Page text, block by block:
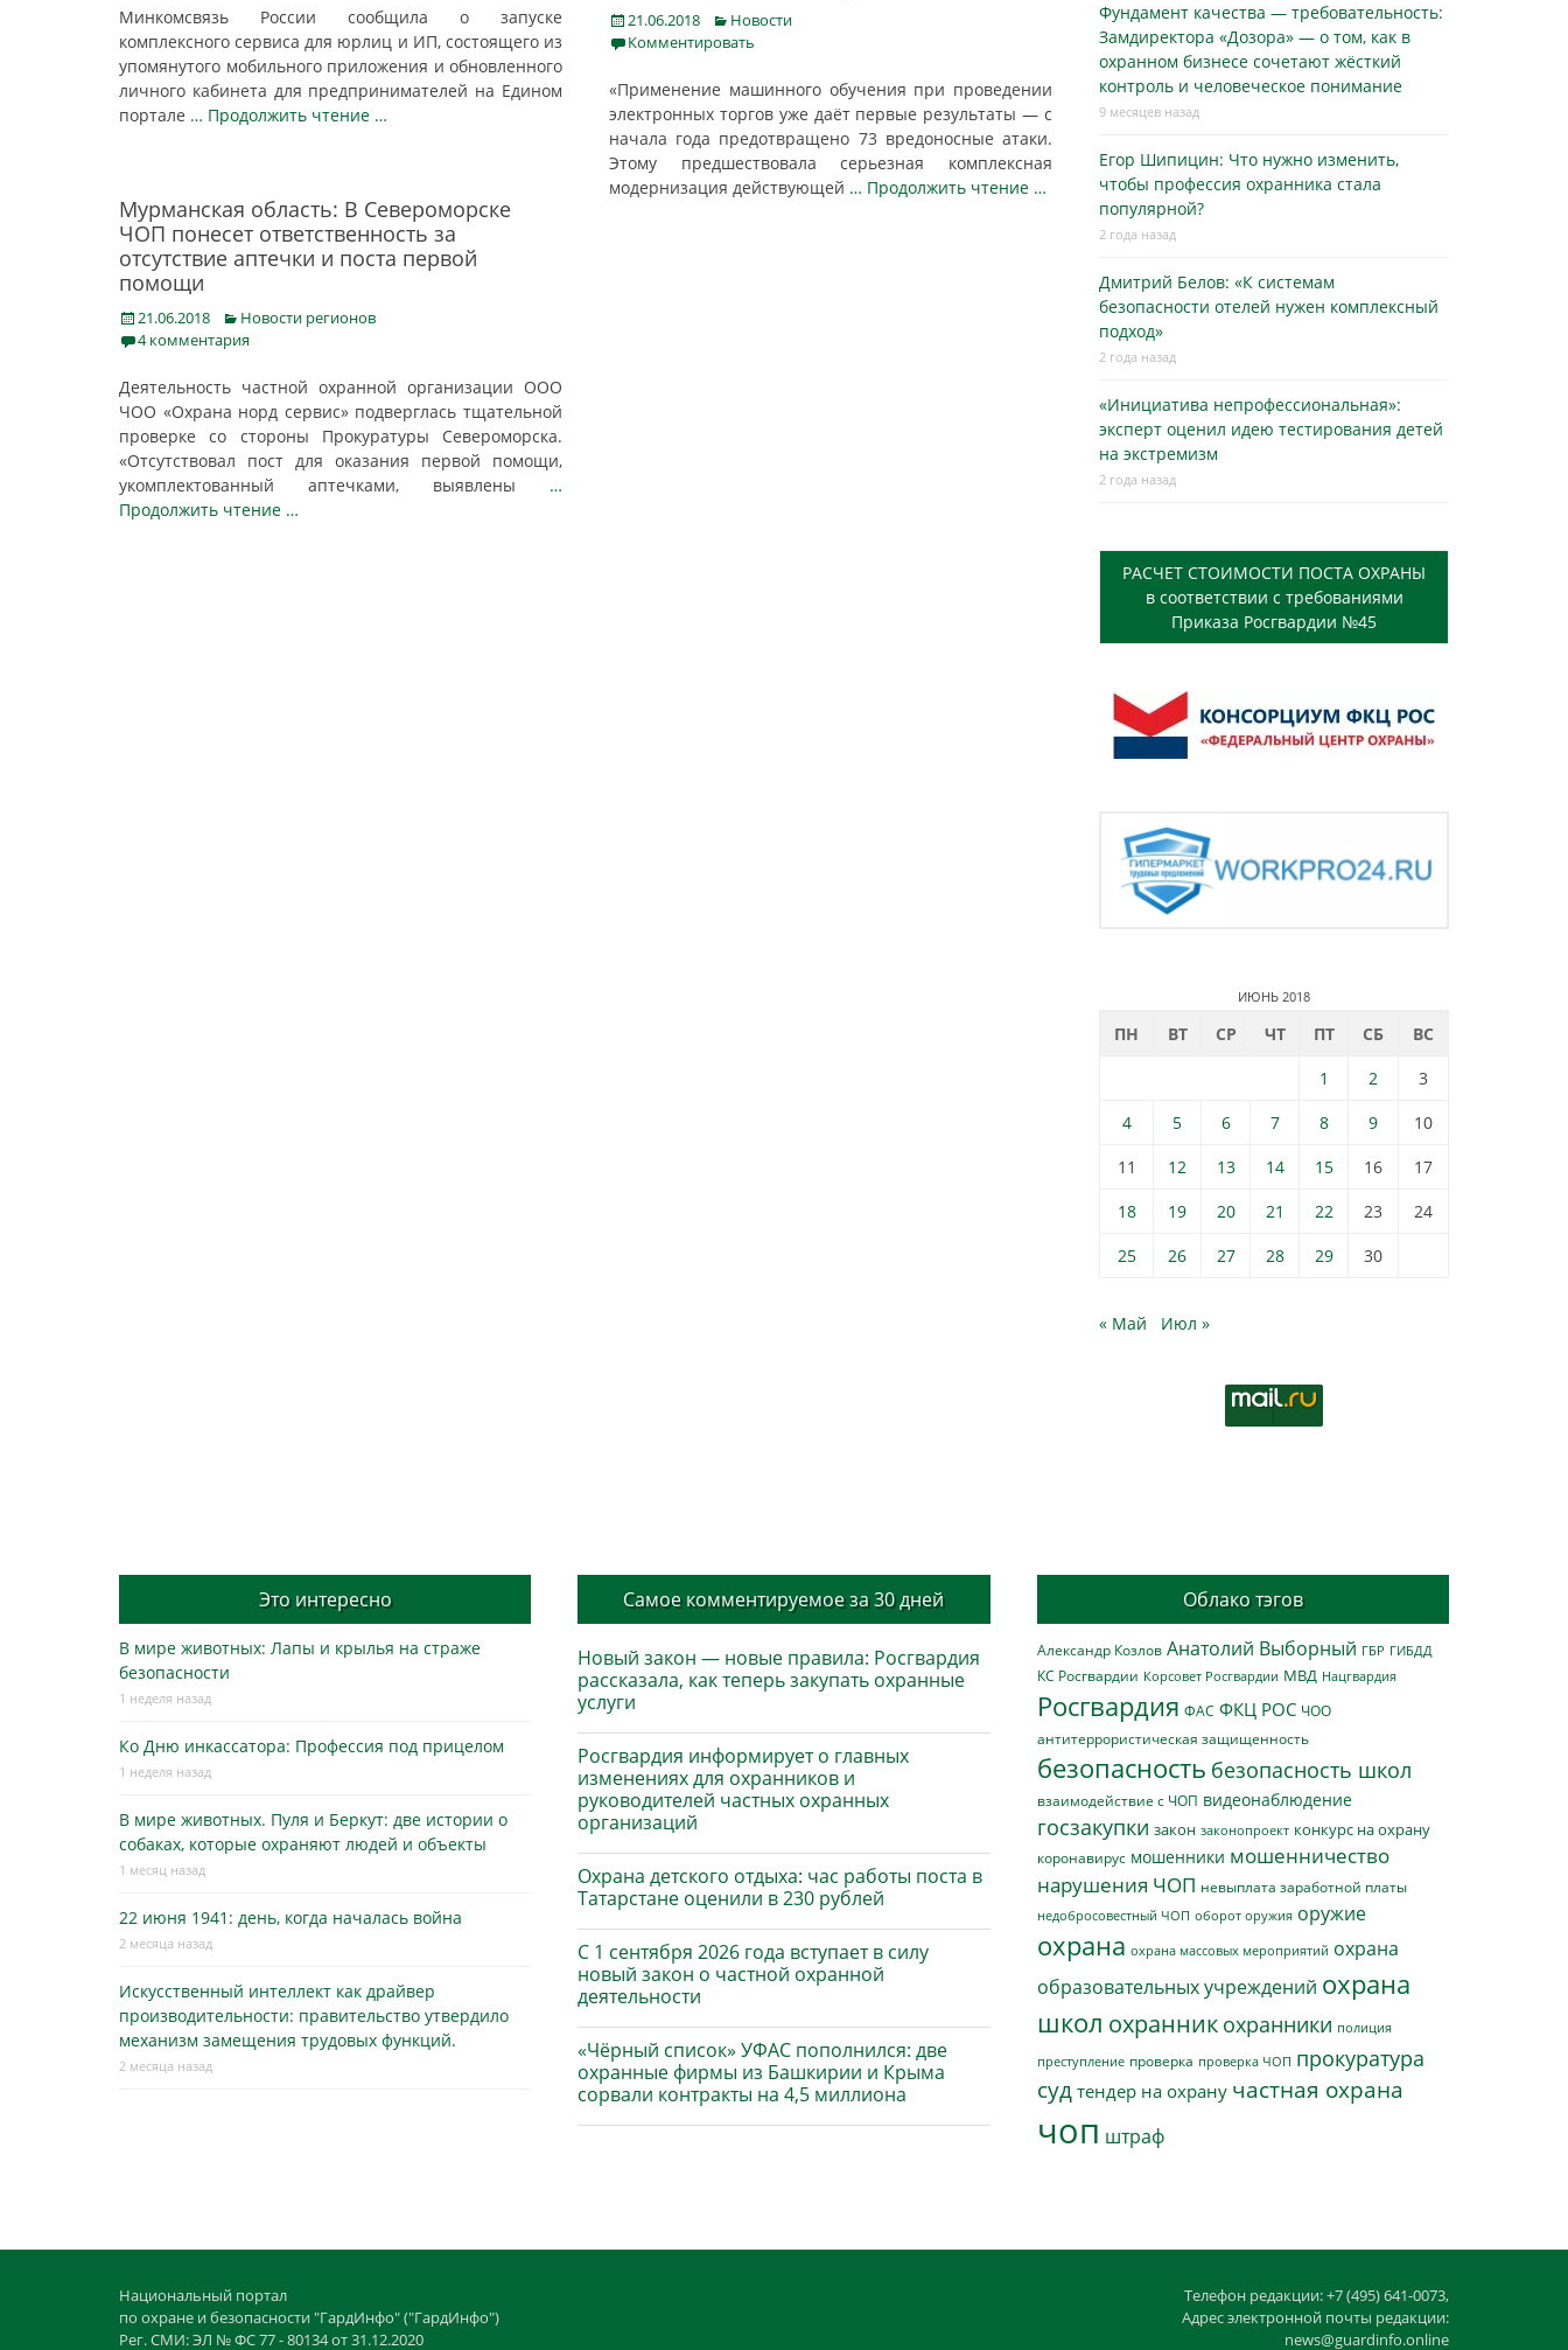
Минкомсвязь России сообщила о запуске
комплексного сервиса для юрлиц и ИП, состоящего из
упомянутого мобильного приложения и обновленного
личного кабинета для предпринимателей на Едином
портале … Продолжить чтение …
Posted
on
21.06.2018 Categories
Новости
Комментировать
«Применение машинного обучения при проведении
электронных торгов уже даёт первые результаты — с
начала года предотвращено 73 вредоносные атаки.
Этому предшествовала серьезная комплексная
модернизация действующей … Продолжить чтение …
Мурманская область: В Североморске
ЧОП понесет ответственность за
отсутствие аптечки и поста первой
помощи
Posted
on
21.06.2018 Categories
Новости регионов
4 комментария
Деятельность частной охранной организации ООО
ЧОО «Охрана норд сервис» подверглась тщательной
проверке со стороны Прокуратуры Североморска.
«Отсутствовал пост для оказания первой помощи,
укомплектованный аптечками, выявлены …
Продолжить чтение …
Фундамент качества — требовательность:
Замдиректора «Дозора» — о том, как в
охранном бизнесe сочетают жёсткий
контроль и человеческое понимание
9 месяцев назад
Егор Шипицин: Что нужно изменить,
чтобы профессия охранника стала
популярной?
2 года назад
Дмитрий Белов: «К системам
безопасности отелей нужен комплексный
подход»
2 года назад
«Инициатива непрофессиональная»:
эксперт оценил идею тестирования детей
на экстремизм
2 года назад
РАСЧЕТ СТОИМОСТИ ПОСТА ОХРАНЫ
в соответствии с требованиями
Приказа Росгвардии №45
ИЮНЬ 2018
ПН ВТ СР ЧТ ПТ СБ
ВС
1
2
3
4
5 6 7 8 9
10
11
12 13 14 15 16
17
18
19 20 21 22 23
24
25
26 27 28 29 30
« Май Июл »
Это интересно
В мире животных: Лапы и крылья на страже
безопасности
1 неделя назад
Ко Дню инкассатора: Профессия под прицелом
1 неделя назад
В мире животных. Пуля и Беркут: две истории о
собаках, которые охраняют людей и объекты
1 месяц назад
22 июня 1941: день, когда началась война
2 месяца назад
Искусственный интеллект как драйвер
производительности: правительство утвердило
механизм замещения трудовых функций.
2 месяца назад
Самое комментируемое за 30 дней
Новый закон — новые правила: Росгвардия
рассказала, как теперь закупать охранные
услуги
Росгвардия информирует о главных
изменениях для охранников и
руководителей частных охранных
организаций
Охрана детского отдыха: час работы поста в
Татарстане оценили в 230 рублей
С 1 сентября 2026 года вступает в силу
новый закон о частной охранной
деятельности
«Чёрный список» УФАС пополнился: две
охранные фирмы из Башкирии и Крыма
сорвали контракты на 4,5 миллиона
Облако тэгов
Александр Козлов Анатолий Выборный ГБР ГИБДД
КС Росгвардии Корсовет Росгвардии МВД Нацгвардия
Росгвардия ФАС ФКЦ РОС ЧОО
антитеррористическая защищенность
безопасность безопасность школ
взаимодействие с ЧОП видеонаблюдение
госзакупки закон законопроект конкурс на охрану
коронавирус мошенники мошенничество
нарушения ЧОП невыплата заработной платы
недобросовестный ЧОП оборот оружия оружие
охрана охрана массовых мероприятий охрана
образовательных учреждений охрана
школ охранник охранники полиция
преступление проверка проверка ЧОП прокуратура
суд тендер на охрану частная охрана
чоп штраф
Национальный портал
по охране и безопасности "ГардИнфо" ("ГардИнфо")
Рег. СМИ: ЭЛ № ФС 77 - 80134 от 31.12.2020
Телефон редакции: +7 (495) 641-0073,
Адрес электронной почты редакции:
news@guardinfo.online